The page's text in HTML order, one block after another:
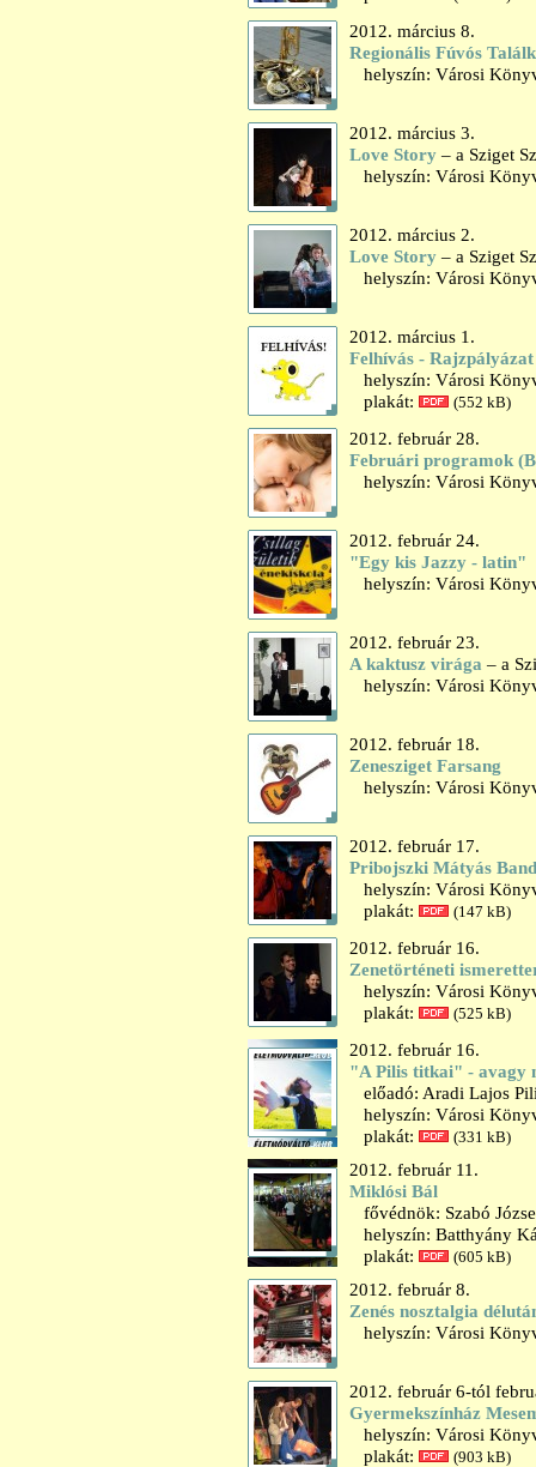
2012. március 8.
Regionális Fúvós
helyszín: Városi
2012. március 3.
Love Story – a Sziget
helyszín: Városi
2012. március 2.
Love Story – a Sziget
helyszín: Városi
2012. március 1.
Felhívás - Rajzpályázat
helyszín: Városi
plakát:
(552 kB)
2012. február 28.
Februári programok
helyszín: Városi
2012. február 24.
"Egy kis Jazzy - latin"
helyszín: Városi
2012. február 23.
A kaktusz virága – a
helyszín: Városi
2012. február 18.
Zenesziget Farsang
helyszín: Városi
2012. február 17.
Pribojszki Mátyás
helyszín: Városi
plakát:
(147 kB)
2012. február 16.
Zenetörténeti
helyszín: Városi
plakát:
(525 kB)
2012. február 16.
"A Pilis titkai" - avagy
előadó: Aradi Lajos
helyszín: Városi
plakát:
(331 kB)
2012. február 11.
Miklósi Bál
fővédnök: Szabó
helyszín: Batthyány
plakát:
(605 kB)
2012. február 8.
Zenés nosztalgia
helyszín: Városi
2012. február 6-tól
Gyermekszínház
helyszín: Városi
plakát:
(903 kB)